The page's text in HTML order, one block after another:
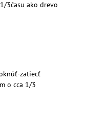
3času ako drevo
zatiecť
o cca 1/3